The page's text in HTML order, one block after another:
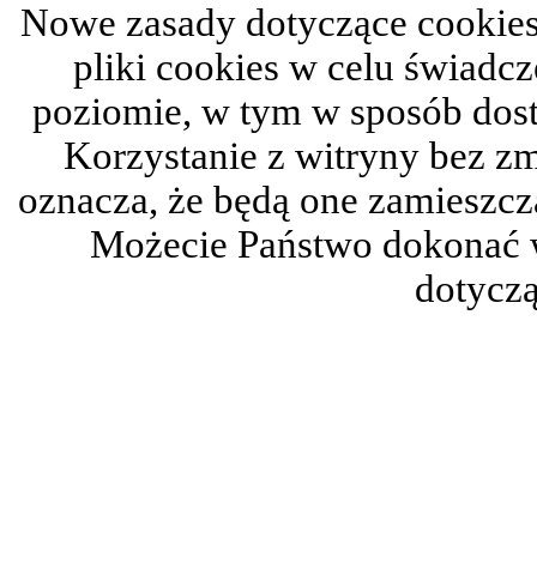
Nowe zasady dotyczące
pliki cookies w celu
poziomie, w tym w sposób
Korzystanie z witryny bez
oznacza, że będą one
Możecie Państwo